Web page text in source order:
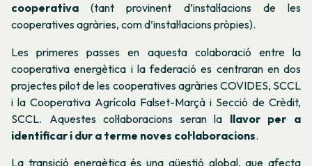
cooperativa (tant provinent d’instal·lacions de les
cooperatives agràries, com d’instal·lacions pròpies).
Les primeres passes en aquesta colaboració entre la
cooperativa energètica i la federació es centraran en dos
projectes pilot de les cooperatives agràries COVIDES, SCCL
i la Cooperativa Agrícola Falset-Marçà i Secció de Crèdit,
SCCL. Aquestes col·laboracions seran la llavor per a
identificar i dur a terme noves col·laboracions.
La transició energètica és una qüestió global, que afecta